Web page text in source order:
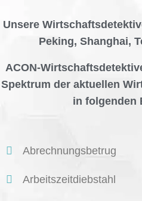
Unsere
Peking, Shanghai,
ACON-
Spektrum der aktuellen
in folgenden
Abrechnungsbetrug
Arbeitszeitdiebstahl